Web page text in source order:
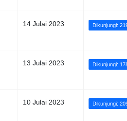
14 Julai 2023 Dikunjungi:
13 Julai 2023 Dikunjungi:
10 Julai 2023 Dikunjungi: